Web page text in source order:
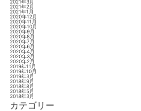
2021年3月
2021年2月
2021年1月
2020年12月
2020年11月
2020年10月
2020年9月
2020年8月
2020年7月
2020年6月
2020年4月
2020年3月
2020年2月
2019年11月
2019年10月
2019年3月
2018年9月
2018年8月
2018年5月
2018年3月
カテゴリー